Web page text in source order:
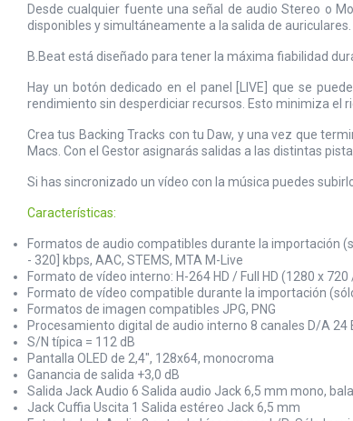
Desde cualquier fuente una señal de audio Stereo o
disponibles y simultáneamente a la salida de auriculares.
B.Beat está diseñado para tener la máxima fiabilidad
Hay un botón dedicado en el panel [LIVE] que se
rendimiento sin desperdiciar recursos. Esto minimiza el
Crea tus Backing Tracks con tu Daw, y una vez que
Macs. Con el Gestor asignarás salidas a las distintas
Si has sincronizado un vídeo con la música puedes
Características:
Formatos de audio compatibles durante la importación
- 320] kbps, AAC, STEMS, MTA M-Live
Formato de vídeo interno: H-264 HD / Full HD (1280 x
Formato de vídeo compatible durante la importación
Formatos de imagen compatibles JPG, PNG
Procesamiento digital de audio interno 8 canales D/A 24
S/N típica = 112 dB
Pantalla OLED de 2,4", 128x64, monocroma
Ganancia de salida +3,0 dB
Salida Jack Audio 6 Salida audio Jack 6,5 mm mono,
Jack Cuffia Uscita 1 Salida estéreo Jack 6,5 mm